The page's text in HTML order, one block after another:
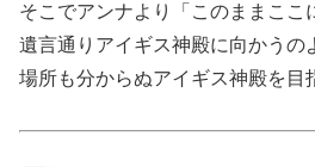
そこでアンナより「このままここ
遺言通りアイギス神殿に向かうの
場所も分からぬアイギス神殿を目